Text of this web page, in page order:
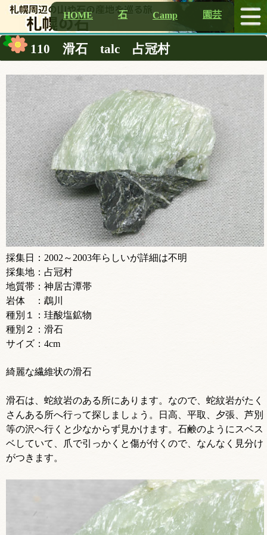
HOME 石 Camp 園芸
110 滑石 talc 占冠村
採集日：2002～2003年らしいが詳細は不明
採集地：占冠村
地質帯：神居古潭帯
岩体 ：鵡川
種別１：珪酸塩鉱物
種別２：滑石
サイズ：4cm
綺麗な繊維状の滑石
滑石は、蛇紋岩のある所にあります。なので、蛇紋岩がたく
さんある所へ行って探しましょう。日高、平取、夕張、芦別
等の沢へ行くと少なからず見かけます。石鹸のようにスベス
ベしていて、爪で引っかくと傷が付くので、なんなく見分け
がつきます。